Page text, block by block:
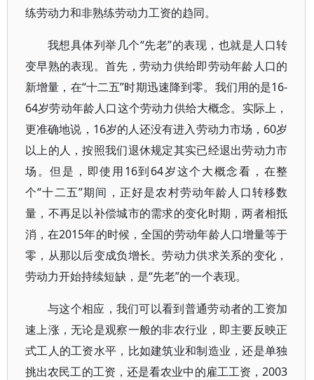
练劳动力和非熟练劳动力工资的趋同。
我想具体列举几个“先老”的表现，也就是人口转
变早熟的表现。首先，劳动力供给即劳动年龄人口的
新增量，在“十二五”时期迅速降到零。我们用的是16-
64岁劳动年龄人口这个劳动力供给大概念。实际上，
更准确地说，16岁的人还没有进入劳动力市场，60岁
以上的人，按照我们退休规定其实已经退出劳动力市
场。但是，即使用16到64岁这个大概念看，在整
个“十二五”期间，正好是农村劳动年龄人口转移数
量，不再足以补偿城市的需求的变化时期，两者相抵
消，在2015年的时候，全国的劳动年龄人口增量等于
零，从那以后变成负增长。劳动力供求关系的变化，
劳动力开始持续短缺，是“先老”的一个表现。
与这个相应，我们可以看到普通劳动者的工资加
速上涨，无论是观察一般的非农行业，即主要反映正
式工人的工资水平，比如建筑业和制造业，还是单独
挑出农民工的工资，还是看农业中的雇工工资，2003